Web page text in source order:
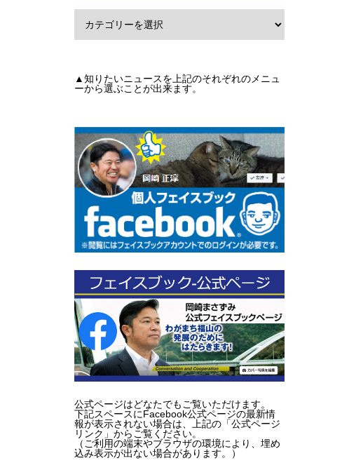
▲知りたいニュースを上記のそれぞれのメニュ
ーから選ぶことが出来ます。
公式ページはどなたでもご覧いただけます。
下記スペースにFacebook公式ページの最新情
報が表示されない場合は、上記の「公式ページ
リンク」からご覧ください。
（ご利用の端末やブラウザの環境により、埋め
込み表示が出ない場合があります。）